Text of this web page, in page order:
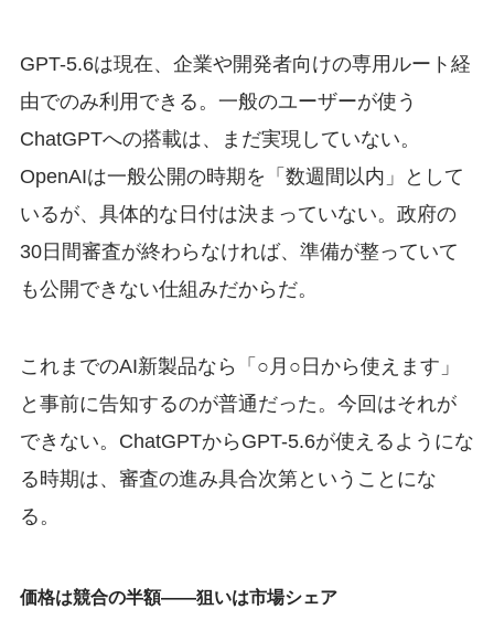
GPT-5.6は現在、企業や開発者向けの専用ルート経
由でのみ利用できる。一般のユーザーが使う
ChatGPTへの搭載は、まだ実現していない。
OpenAIは一般公開の時期を「数週間以内」として
いるが、具体的な日付は決まっていない。政府の
30日間審査が終わらなければ、準備が整っていて
も公開できない仕組みだからだ。
これまでのAI新製品なら「○月○日から使えます」
と事前に告知するのが普通だった。今回はそれが
できない。ChatGPTからGPT-5.6が使えるようにな
る時期は、審査の進み具合次第ということにな
る。
価格は競合の半額——狙いは市場シェア